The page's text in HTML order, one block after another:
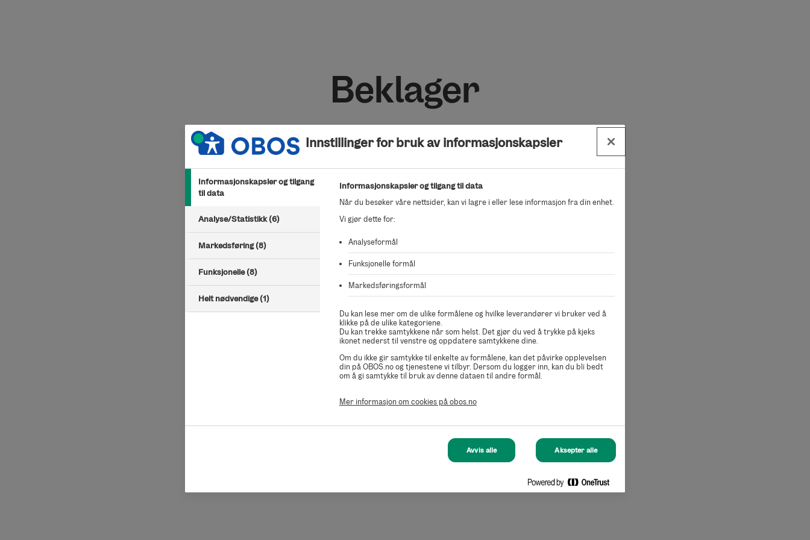
Beklager
Kunne ikke finne salgsoppdraget du ser etter.
Innstillinger for bruk av informasjonskapsler
Informasjonskapsler og tilgang
til data
Analyse/Statistikk (6)
Markedsføring (8)
Funksjonelle (8)
Helt nødvendige (1)
Informasjonskapsler og tilgang til data
Når du besøker våre nettsider, kan vi lagre i eller lese informasjon fra din enhet.
Vi gjør dette for:
Analyseformål
Funksjonelle formål
Markedsføringsformål
Du kan lese mer om de ulike formålene og hvilke leverandører vi bruker ved å
klikke på de ulike kategoriene.
Du kan trekke samtykkene når som helst. Det gjør du ved å trykke på kjeks
ikonet nederst til venstre og oppdatere samtykkene dine.
Om du ikke gir samtykke til enkelte av formålene, kan det påvirke opplevelsen
din på OBOS.no og tjenestene vi tilbyr. Dersom du logger inn, kan du bli bedt
om å gi samtykke til bruk av denne dataen til andre formål.
Mer informasjon om cookies på obos.no
Avvis alle Aksepter alle